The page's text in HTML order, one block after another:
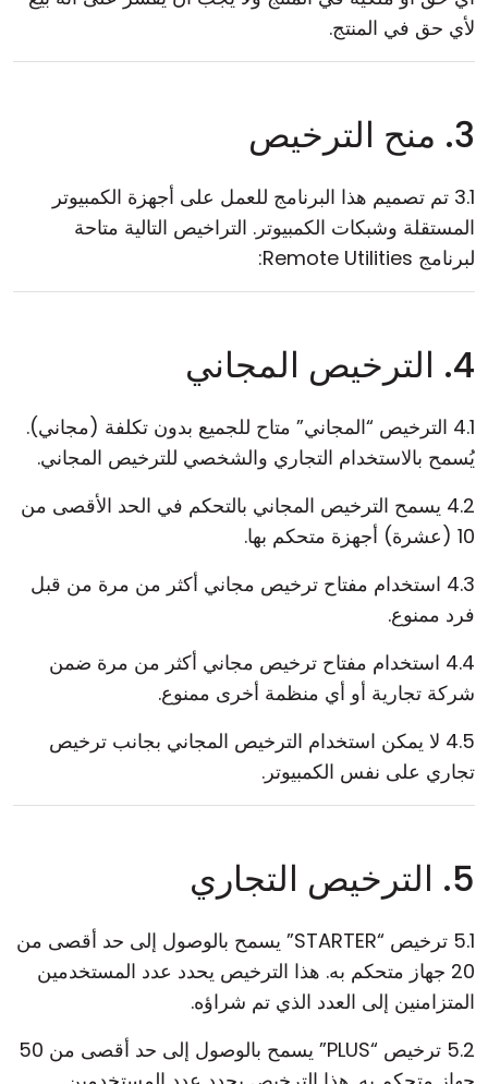
لأي حق في المنتج.
3. منح الترخيص
3.1 تم تصميم هذا البرنامج للعمل على أجهزة الكمبيوتر
المستقلة وشبكات الكمبيوتر. التراخيص التالية متاحة
لبرنامج Remote Utilities:
4. الترخيص المجاني
4.1 الترخيص “المجاني” متاح للجميع بدون تكلفة (مجاني).
يُسمح بالاستخدام التجاري والشخصي للترخيص المجاني.
4.2 يسمح الترخيص المجاني بالتحكم في الحد الأقصى من
10 (عشرة) أجهزة متحكم بها.
4.3 استخدام مفتاح ترخيص مجاني أكثر من مرة من قبل
فرد ممنوع.
4.4 استخدام مفتاح ترخيص مجاني أكثر من مرة ضمن
شركة تجارية أو أي منظمة أخرى ممنوع.
4.5 لا يمكن استخدام الترخيص المجاني بجانب ترخيص
تجاري على نفس الكمبيوتر.
5. الترخيص التجاري
5.1 ترخيص “STARTER” يسمح بالوصول إلى حد أقصى من
20 جهاز متحكم به. هذا الترخيص يحدد عدد المستخدمين
المتزامنين إلى العدد الذي تم شراؤه.
5.2 ترخيص “PLUS” يسمح بالوصول إلى حد أقصى من 50